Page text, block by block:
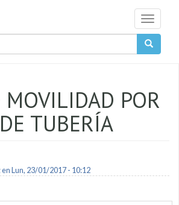
Toggle
MOVILIDAD POR
TUBERÍA
en Lun, 23/01/2017 - 10:12